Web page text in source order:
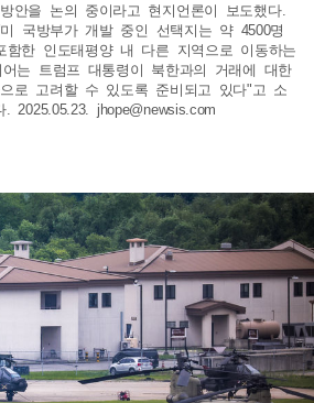
안을 논의 중이라고 현지언론이 보도했다.
국방부가 개발 중인 선택지는 약 4500명
한 인도태평양 내 다른 지역으로 이동하는
는 트럼프 대통령이 북한과의 거래에 대한
로 고려할 수 있도록 준비되고 있다"고 소
. 2025.05.23. jhope@newsis.com